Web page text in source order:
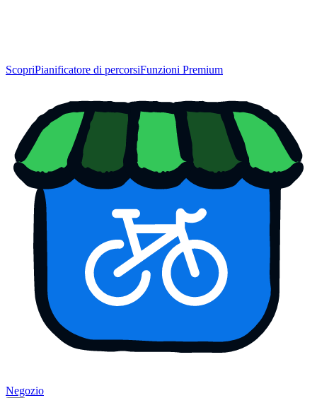
ScopriPianificatore di percorsiFunzioni Premium
Negozio